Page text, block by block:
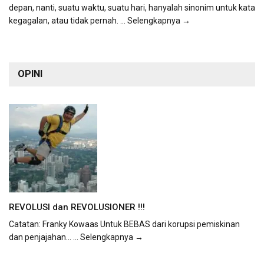
depan, nanti, suatu waktu, suatu hari, hanyalah sinonim untuk kata
kegagalan, atau tidak pernah.
... Selengkapnya →
OPINI
REVOLUSI dan REVOLUSIONER !!!
Catatan: Franky Kowaas Untuk BEBAS dari korupsi pemiskinan
dan penjajahan... ... Selengkapnya →